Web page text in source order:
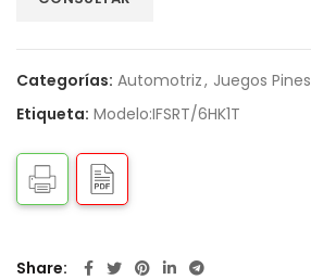
Categorías: Automotriz, Juegos Pines
Etiqueta: Modelo:IFSRT/6HK1T
Share